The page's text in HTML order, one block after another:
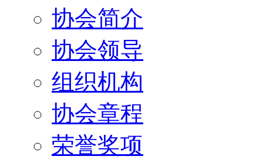
协会简介
协会领导
组织机构
协会章程
荣誉奖项